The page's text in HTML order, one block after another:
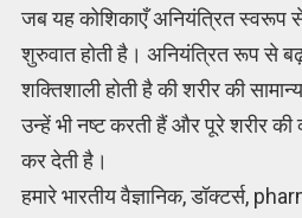
जब यह कोशिकाएँ अनियंत्रित स्वरूप
शुरुवात होती है। अनियंत्रित रूप से
शक्तिशाली होती है की शरीर की
उन्हें भी नष्ट करती हैं और पूरे शरीर की
कर देती है।
हमारे भारतीय वैज्ञानिक, डॉक्टर्स,